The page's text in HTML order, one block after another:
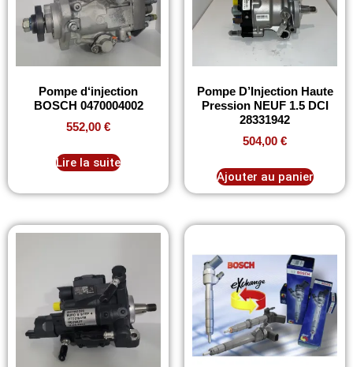
Pompe d‘injection
BOSCH 0470004002
552,00 €
Lire la suite
Pompe D’Injection Haute
Pression NEUF 1.5 DCI
28331942
504,00 €
Ajouter au panier